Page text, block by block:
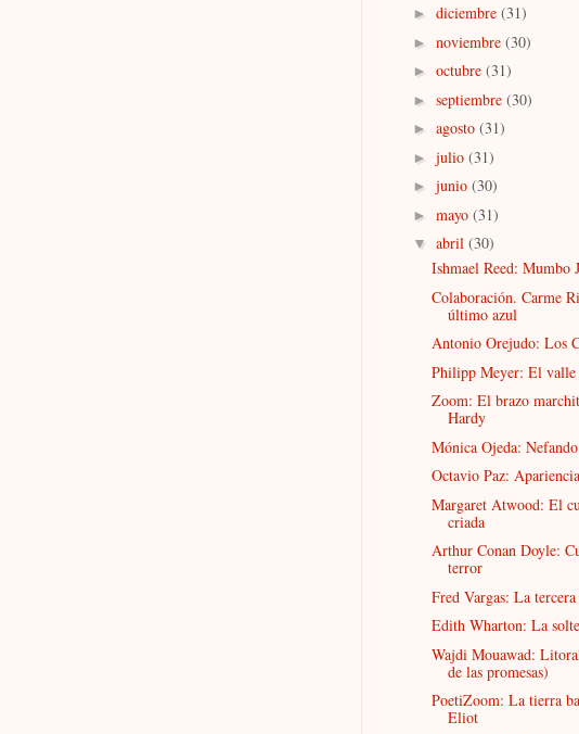
► diciembre (31)
► noviembre (30)
► octubre (31)
► septiembre (30)
► agosto (31)
► julio (31)
► junio (30)
► mayo (31)
▼ abril (30)
Ishmael Reed: Mumbo
Colaboración. Carme
último azul
Antonio Orejudo: Los
Philipp Meyer: El
Zoom: El brazo
Hardy
Mónica Ojeda: Nefando
Octavio Paz:
Margaret Atwood: El
criada
Arthur Conan Doyle:
terror
Fred Vargas: La
Edith Wharton: La
Wajdi Mouawad:
de las promesas)
PoetiZoom: La tierra
Eliot